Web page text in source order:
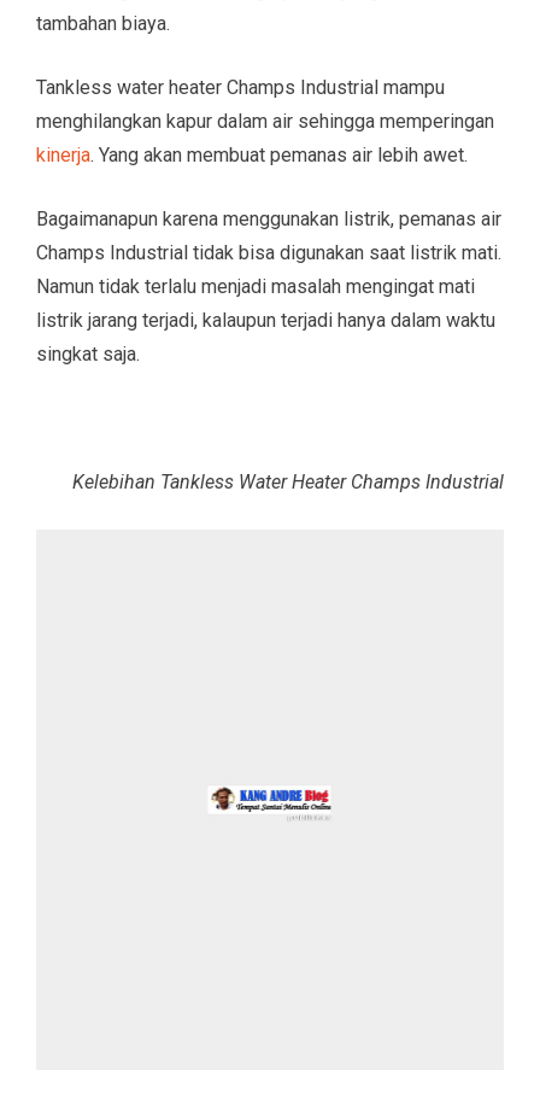
tambahan biaya.
Tankless water heater Champs Industrial mampu
menghilangkan kapur dalam air sehingga memperingan
kinerja. Yang akan membuat pemanas air lebih awet.
Bagaimanapun karena menggunakan listrik, pemanas air
Champs Industrial tidak bisa digunakan saat listrik mati.
Namun tidak terlalu menjadi masalah mengingat mati
listrik jarang terjadi, kalaupun terjadi hanya dalam waktu
singkat saja.
Kelebihan Tankless Water Heater Champs Industrial